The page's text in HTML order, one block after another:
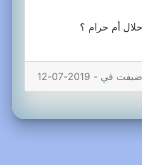
حلال أم حرام ؟
في - 2019-07-12